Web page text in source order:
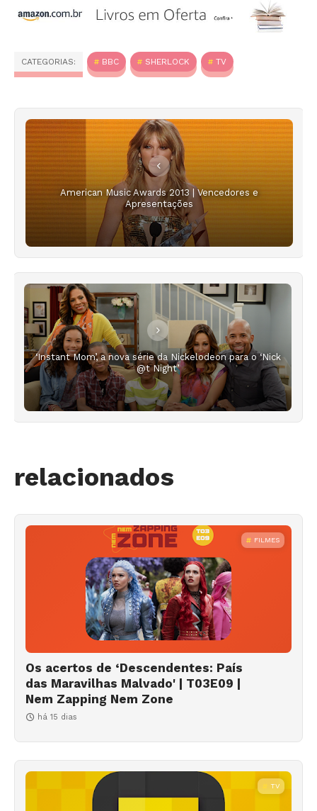
CATEGORIAS: BBC SHERLOCK TV
American Music Awards 2013 | Vencedores e
Apresentações
‘Instant Mom’, a nova série da Nickelodeon para o ‘Nick
@t Night’
relacionados
FILMES
Os acertos de ‘Descendentes: País
das Maravilhas Malvado' | T03E09 |
Nem Zapping Nem Zone
há 15 dias
TV